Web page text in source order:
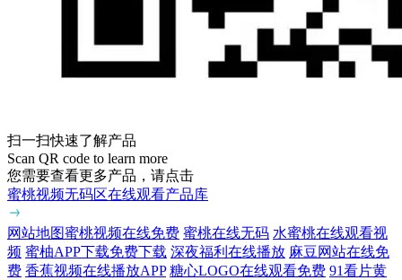
扫一扫快速了解产品
Scan QR code to learn more
您需要查看更多产品，请点击
蜜桃视频无码区在线观看产品库
网站地图蜜桃视频在线免费 蜜桃在线无码 水蜜桃在线观看视
频 蜜柚APP下载免费下载 深夜福利在线播放 麻豆网站在线免
费 香蕉视频在线播放APP 糖心LOGO在线观看免费 91看片黄